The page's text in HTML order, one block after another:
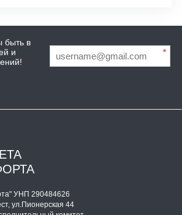
быть в
и
*
УНП 290484626
ул.Пионерская 44